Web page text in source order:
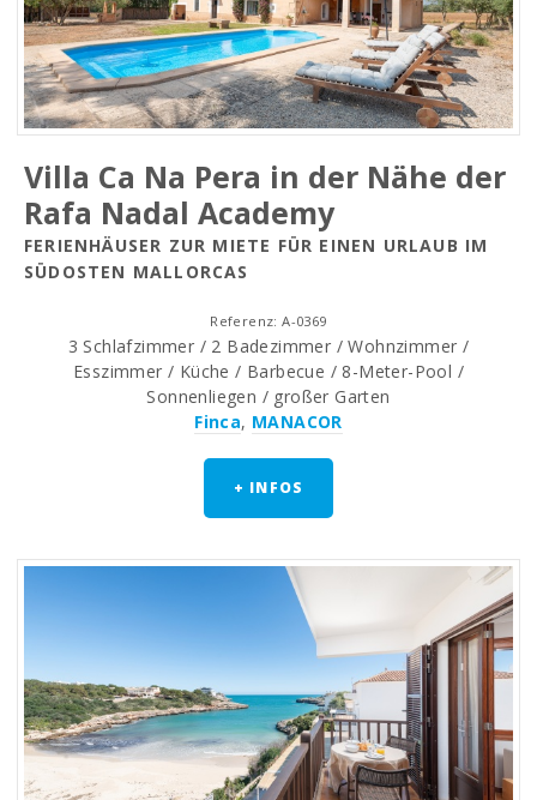
Villa Ca Na Pera in der Nähe der
Rafa Nadal Academy
FERIENHÄUSER ZUR MIETE FÜR EINEN URLAUB IM
SÜDOSTEN MALLORCAS
Referenz: A-0369
3 Schlafzimmer / 2 Badezimmer / Wohnzimmer /
Esszimmer / Küche / Barbecue / 8-Meter-Pool /
Sonnenliegen / großer Garten
Finca, MANACOR
+ INFOS